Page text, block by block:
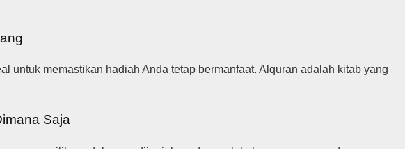
memastikan hadiah Anda tetap bermanfaat. Alquran adalah kitab yang
Saja